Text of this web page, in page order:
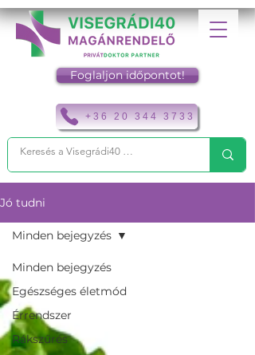
+36 20 344 3733
Foglaljon időpontot!
Jó tudni
Minden bejegyzés
Egészséges életmód
Érrendszer
Rákszűrés
Minden bejegyzés